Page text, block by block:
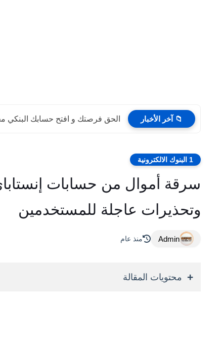
📁 آخر الأخبار الحق فرصتك و افتح حسابك البنكي
1 البنوك الالكترونية
سرقة أموال من حسابات
وتحذيرات عاجلة للمستخدمين
Admin منذ عام
محتويات المقالة